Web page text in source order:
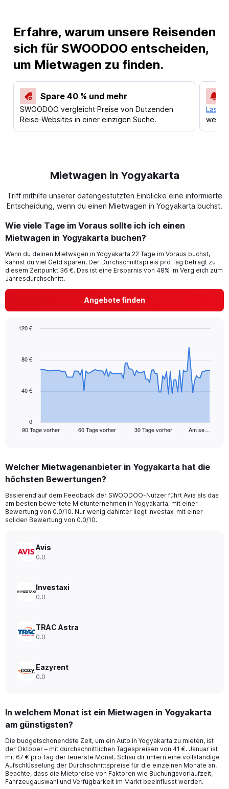
Erfahre, warum unsere Reisenden
sich für SWOODOO entscheiden,
um Mietwagen zu finden.
Spare 40 % und mehr
SWOODOO vergleicht Preise von Dutzenden
Reise-Websites in einer einzigen Suche.
Lass
Mietwagen in Yogyakarta
Triff mithilfe unserer datengestützten Einblicke eine informierte
Entscheidung, wenn du einen Mietwagen in Yogyakarta buchst.
Wie viele Tage im Voraus sollte ich ich einen
Mietwagen in Yogyakarta buchen?
Wenn du deinen Mietwagen in Yogyakarta 22 Tage im Voraus buchst,
kannst du viel Geld sparen. Der Durchschnittspreis pro Tag beträgt zu
diesem Zeitpunkt 36 €. Das ist eine Ersparnis von 48% im Vergleich zum
Jahresdurchschnitt.
Angebote finden
data
The
Range:
91
The
chart
has
axis
displaying
to
90 Tage vorher 60 Tage vorher 30 Tage vorher Am se…
0
40 €
80 €
120 €
End
Welcher Mietwagenanbieter in Yogyakarta hat die
höchsten Bewertungen?
Basierend auf dem Feedback der SWOODOO-Nutzer führt Avis als das
am besten bewertete Mietunternehmen in Yogyakarta, mit einer
Bewertung von 0.0/10. Nur wenig dahinter liegt Investaxi mit einer
soliden Bewertung von 0.0/10.
Avis
0.0
Investaxi
0.0
TRAC Astra
0.0
Eazyrent
0.0
In welchem Monat ist ein Mietwagen in Yogyakarta
am günstigsten?
Die budgetschonendste Zeit, um ein Auto in Yogyakarta zu mieten, ist
der Oktober – mit durchschnittlichen Tagespreisen von 41 €. Januar ist
mit 67 € pro Tag der teuerste Monat. Schau dir untern eine vollständige
Aufschlüsselung der Durchschnittspreise für die einzelnen Monate an.
Beachte, dass die Mietpreise von Faktoren wie Buchungsvorlaufzeit,
Fahrzeugauswahl und Verfügbarkeit im Markt beeinflusst werden.